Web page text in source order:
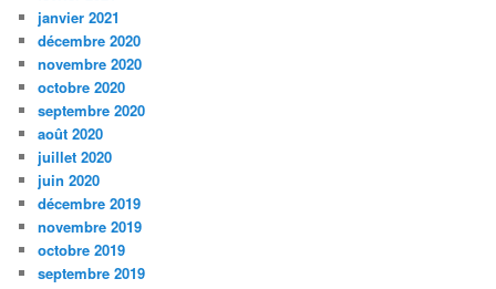
janvier 2021
décembre 2020
novembre 2020
octobre 2020
septembre 2020
août 2020
juillet 2020
juin 2020
décembre 2019
novembre 2019
octobre 2019
septembre 2019